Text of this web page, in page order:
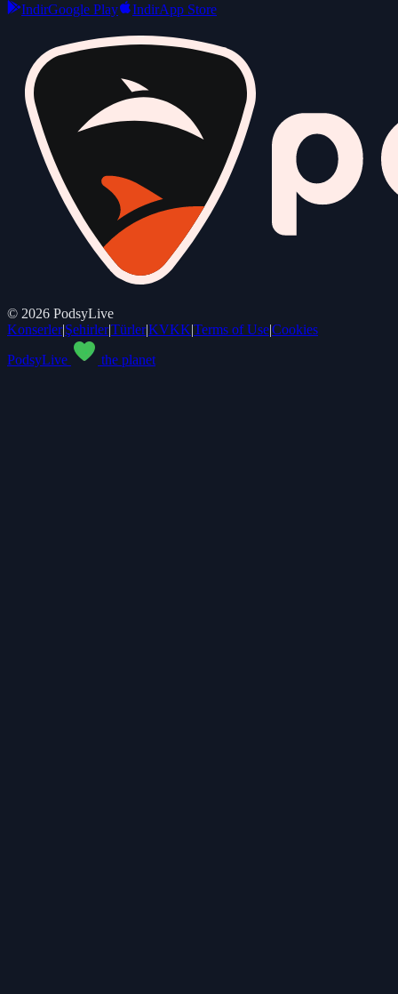
IndirGoogle Play IndirApp Store
© 2026 PodsyLive
Konserler|Şehirler|Türler|KVKK|Terms of Use|Cookies
PodsyLive
the planet